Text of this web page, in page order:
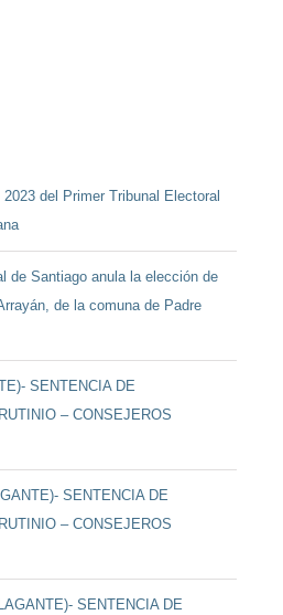
del Primer Tribunal Electoral
de Santiago anula la elección de
de la comuna de Padre
SENTENCIA DE
– CONSEJEROS
SENTENCIA DE
– CONSEJEROS
SENTENCIA DE